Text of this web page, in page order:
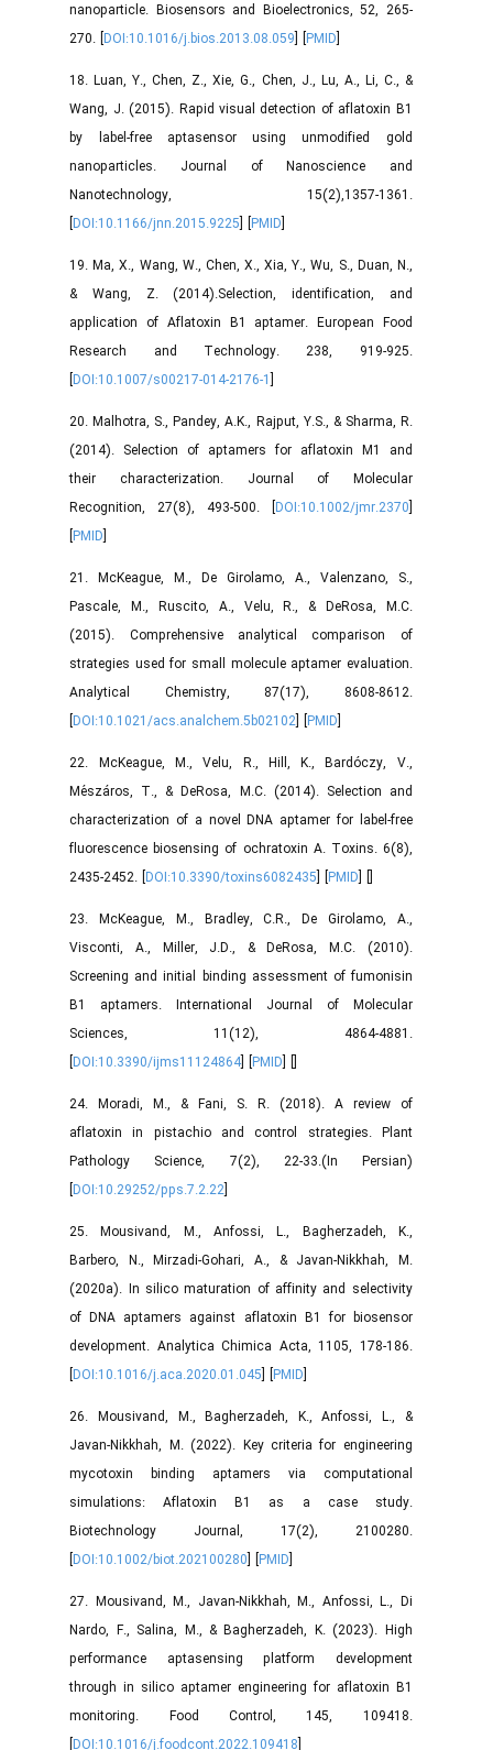
nanoparticle. Biosensors and Bioelectronics, 52, 265-
270. [DOI:10.1016/j.bios.2013.08.059] [PMID
18. Luan, Y., Chen, Z., Xie, G., Chen, J., Lu, A., Li, C., &
Wang, J. (2015). Rapid visual detection of aflatoxin B1
by label-free aptasensor using unmodified gold
nanoparticles. Journal of Nanoscience and
Nanotechnology, 15(2),1357-1361.
[DOI:10.1166/jnn.2015.9225] [PMID
19. Ma, X., Wang, W., Chen, X., Xia, Y., Wu, S., Duan, N.,
& Wang, Z. (2014).Selection, identification, and
application of Aflatoxin B1 aptamer. European Food
Research and Technology. 238, 919-925.
[DOI:10.1007/s00217-014-2176-1
20. Malhotra, S., Pandey, A.K., Rajput, Y.S., & Sharma, R.
(2014). Selection of aptamers for aflatoxin M1 and
their characterization. Journal of Molecular
Recognition, 27(8), 493-500. [DOI:10.1002/jmr.2370
[PMID
21. McKeague, M., De Girolamo, A., Valenzano, S.,
Pascale, M., Ruscito, A., Velu, R., & DeRosa, M.C.
(2015). Comprehensive analytical comparison of
strategies used for small molecule aptamer evaluation.
Analytical Chemistry, 87(17), 8608-8612.
[DOI:10.1021/acs.analchem.5b02102] [PMID
22. McKeague, M., Velu, R., Hill, K., Bardóczy, V.,
Mészáros, T., & DeRosa, M.C. (2014). Selection and
characterization of a novel DNA aptamer for label-free
fluorescence biosensing of ochratoxin A. Toxins. 6(8),
2435-2452. [DOI:10.3390/toxins6082435] [PMID] [
23. McKeague, M., Bradley, C.R., De Girolamo, A.,
Visconti, A., Miller, J.D., & DeRosa, M.C. (2010).
Screening and initial binding assessment of fumonisin
B1 aptamers. International Journal of Molecular
Sciences, 11(12), 4864-4881.
[DOI:10.3390/ijms11124864] [PMID] [
24. Moradi, M., & Fani, S. R. (2018). A review of
aflatoxin in pistachio and control strategies. Plant
Pathology Science, 7(2), 22-33.(In Persian)
[DOI:10.29252/pps.7.2.22
25. Mousivand, M., Anfossi, L., Bagherzadeh, K.,
Barbero, N., Mirzadi-Gohari, A., & Javan-Nikkhah, M.
(2020a). In silico maturation of affinity and selectivity
of DNA aptamers against aflatoxin B1 for biosensor
development. Analytica Chimica Acta, 1105, 178-186.
[DOI:10.1016/j.aca.2020.01.045] [PMID
26. Mousivand, M., Bagherzadeh, K., Anfossi, L., &
Javan‐Nikkhah, M. (2022). Key criteria for engineering
mycotoxin binding aptamers via computational
simulations: Aflatoxin B1 as a case study.
Biotechnology Journal, 17(2), 2100280.
[DOI:10.1002/biot.202100280] [PMID
27. Mousivand, M., Javan-Nikkhah, M., Anfossi, L., Di
Nardo, F., Salina, M., & Bagherzadeh, K. (2023). High
performance aptasensing platform development
through in silico aptamer engineering for aflatoxin B1
monitoring. Food Control, 145, 109418.
[DOI:10.1016/j.foodcont.2022.109418